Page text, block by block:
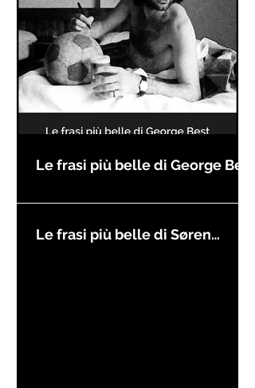
Le frasi più belle di George Best
Le frasi più belle di Søren